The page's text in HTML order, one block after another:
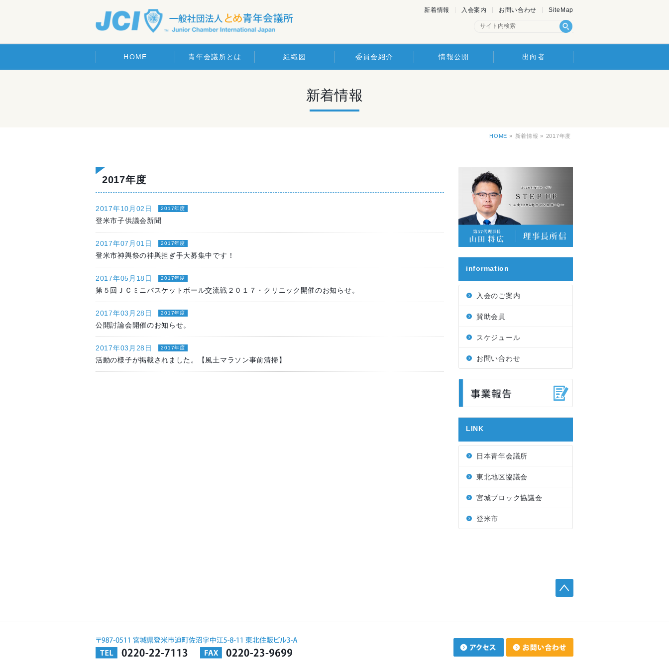
新着情報 入会案内 お問い合わせ SiteMap
HOME 青年会議所とは 組織図 委員会紹介 情報公開 出向者
新着情報
HOME » 新着情報 » 2017年度
2017年度
2017年10月02日 2017年度
登米市子供議会新聞
2017年07月01日 2017年度
登米市神輿祭の神輿担ぎ手大募集中です！
2017年05月18日 2017年度
第５回ＪＣミニバスケットボール交流戦２０１７・クリニック開催のお知らせ。
2017年03月28日 2017年度
公開討論会開催のお知らせ。
2017年03月28日 2017年度
活動の様子が掲載されました。【風土マラソン事前清掃】
information
入会のご案内
賛助会員
スケジュール
お問い合わせ
LINK
日本青年会議所
東北地区協議会
宮城ブロック協議会
登米市